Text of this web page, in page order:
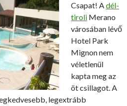
Csapat! Adél-
tiroli Merano
városában lévő
Hotel Park
Mignon nem
véletlenül
kapta meg az
öt csillagot. A
legextrább